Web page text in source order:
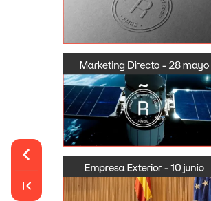
Marketing Directo - 28 mayo
Empresa Exterior -10 junio